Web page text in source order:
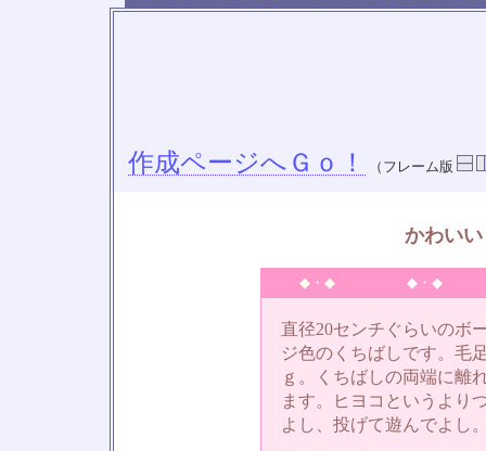
作成ページへＧｏ！ （フレーム版
かわい
◆・◆ ◆・◆
直径20センチぐらいのボ
ジ色のくちばしです。毛
ｇ。くちばしの両端に離
ます。ヒヨコというより
よし、投げて遊んでよし